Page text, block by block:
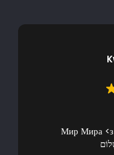
Мир Мира <з